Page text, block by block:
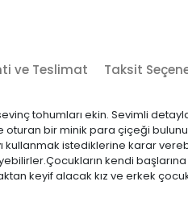
ve Teslimat Taksit
tohumları ekin. Sevimli
oturan bir minik para çiçeği
kullanmak istediklerine karar
kendi
keyif alacak kız ve erkek